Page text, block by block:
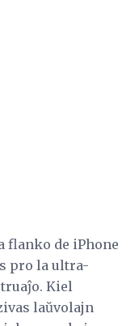
flanko de iPhone
pro la ultra-
Kiel
laŭvolajn